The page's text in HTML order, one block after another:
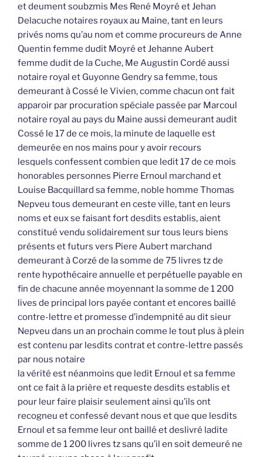
et deument soubzmis Mes René Moyré et Jehan
Delacuche notaires royaux au Maine, tant en leurs
privés noms qu’au nom et comme procureurs de Anne
Quentin femme dudit Moyré et Jehanne Aubert
femme dudit de la Cuche, Me Augustin Cordé aussi
notaire royal et Guyonne Gendry sa femme, tous
demeurant à Cossé le Vivien, comme chacun ont fait
apparoir par procuration spéciale passée par Marcoul
notaire royal au pays du Maine aussi demeurant audit
Cossé le 17 de ce mois, la minute de laquelle est
demeurée en nos mains pour y avoir recours
lesquels confessent combien que ledit 17 de ce mois
honorables personnes Pierre Ernoul marchand et
Louise Bacquillard sa femme, noble homme Thomas
Nepveu tous demeurant en ceste ville, tant en leurs
noms et eux se faisant fort desdits establis, aient
constitué vendu solidairement sur tous leurs biens
présents et futurs vers Piere Aubert marchand
demeurant à Corzé de la somme de 75 livres tz de
rente hypothécaire annuelle et perpétuelle payable en
fin de chacune année moyennant la somme de 1 200
lives de principal lors payée contant et encores baillé
contre-lettre et promesse d’indempnité au dit sieur
Nepveu dans un an prochain comme le tout plus à plein
est contenu par lesdits contrat et contre-lettre passés
par nous notaire
la vérité est néanmoins que ledit Ernoul et sa femme
ont ce fait à la prière et requeste desdits establis et
pour leur faire plaisir seulement ainsi qu’ils ont
recogneu et confessé devant nous et que que lesdits
Ernoul et sa femme leur ont baillé et deslivré ladite
somme de 1 200 livres tz sans qu’il en soit demeuré ne